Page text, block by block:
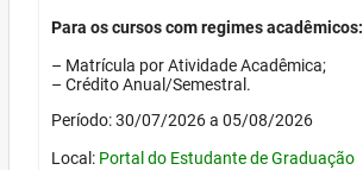
Para os cursos com regimes acadêmicos:
– Matrícula por Atividade Acadêmica;
– Crédito Anual/Semestral.
Período: 30/07/2026 a 05/08/2026
Local: Portal do Estudante de Graduação